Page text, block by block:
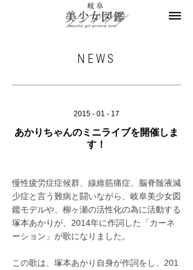
お知らせ
お問合せ
NEWS
2015 - 01 - 17
あかりちゃんのミニライブを開催しま
す！
慢性疲労症症候群、線維筋痛症、脳脊髄液減
少症と言う難病と闘いながら、岐阜美少女図
鑑モデルや、柳ヶ瀬の活性化の為に活動する
塚本あかりが、2014年に作詞した「カーネ
ーション」が歌になりました。
この歌は、塚本あかり自身が作詞をし、201